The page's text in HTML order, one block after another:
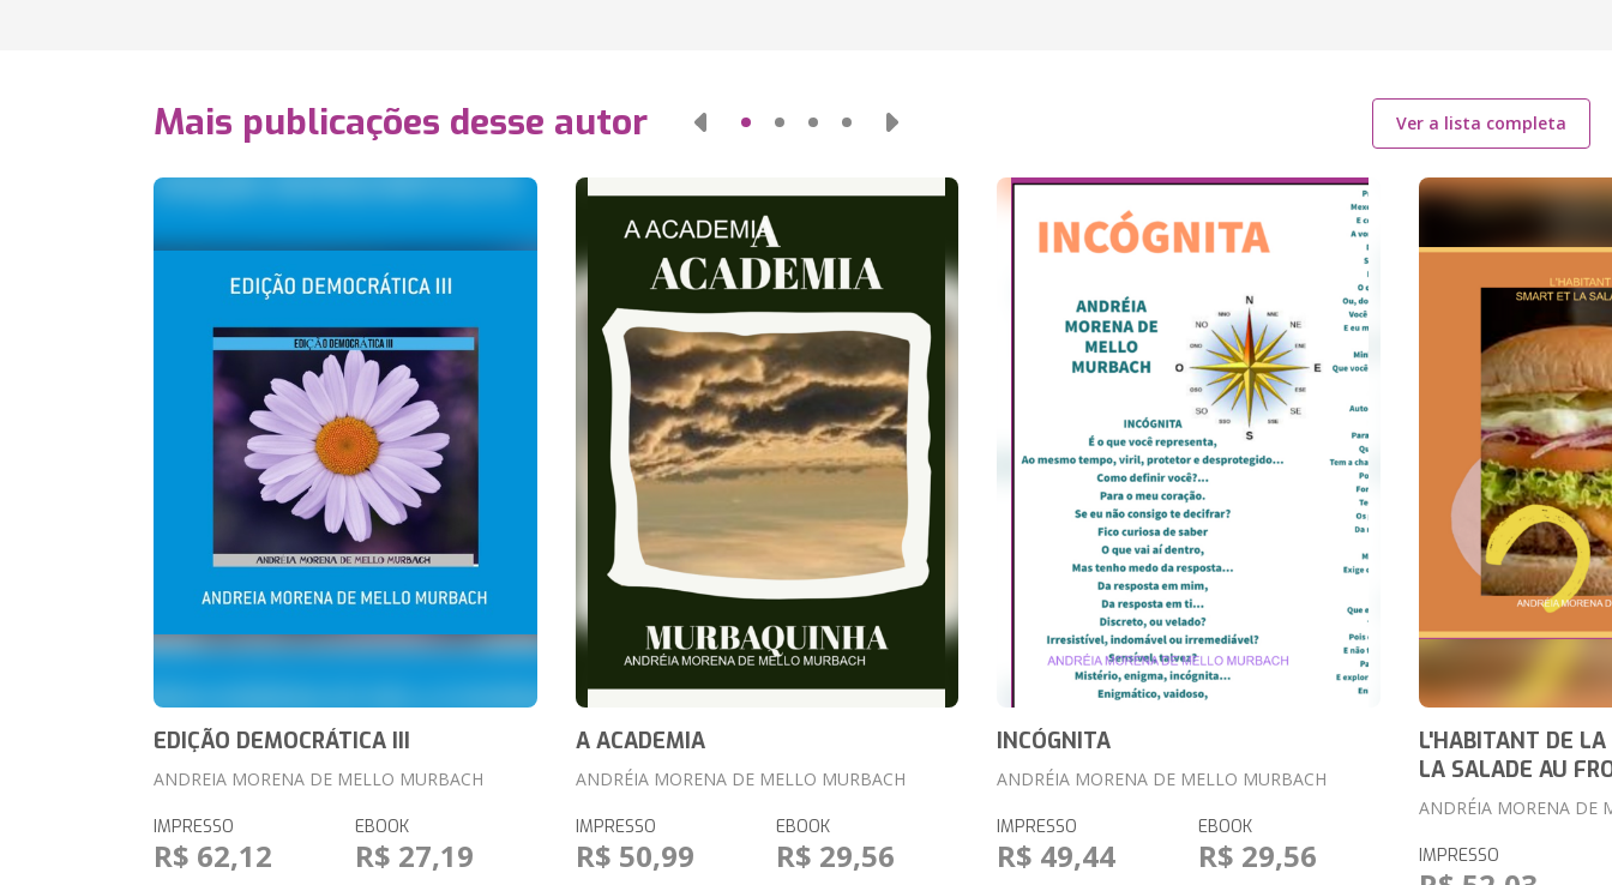
Mais publicações desse autor Ver a lista completa
EDIÇÃO DEMOCRÁTICA III
ANDREIA MORENA DE MELLO MURBACH
IMPRESSO
R$ 62,12
EBOOK
R$ 27,19
A ACADEMIA
ANDRÉIA MORENA DE MELLO MURBACH
IMPRESSO
R$ 50,99
EBOOK
R$ 29,56
INCÓGNITA
ANDRÉIA MORENA DE MELLO MURBACH
IMPRESSO
R$ 49,44
EBOOK
R$ 29,56
L'HABITANT DE
LA SALADE AU
ANDRÉIA MORENA DE
IMPRESSO